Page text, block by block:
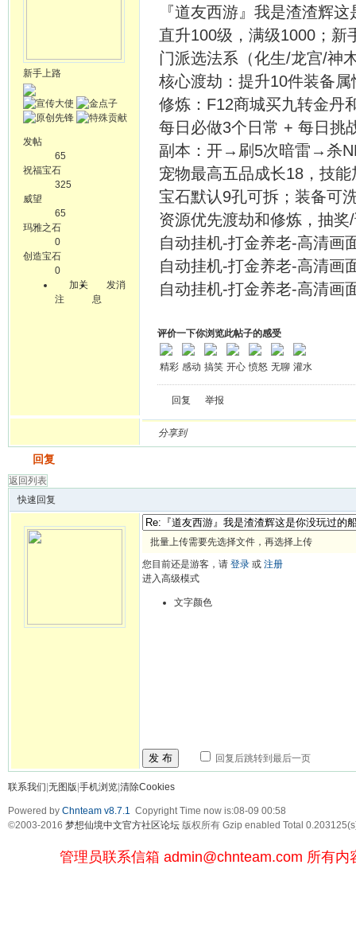
新手上路
发帖
65
祝福宝石
325
威望
65
玛雅之石
0
创造宝石
0
加关
注
发消
息
『道友西游』我是渣渣辉
直升100级，满级1000；新
门派选法系（化生/龙宫/神
核心渡劫：提升10件装备
修炼：F12商城买九转金丹
每日必做3个日常 + 每日挑
副本：开→刷5次暗雷→杀
宠物最高五品成长18，技
宝石默认9孔可拆；装备可
资源优先渡劫和修炼，抽
自动挂机-打金养老-高清画
自动挂机-打金养老-高清画
自动挂机-打金养老-高清画
评价一下你浏览此帖子的感受
精彩 感动 搞笑 开心 愤怒 无聊 灌水
回复 举报
分享到
回复
返回列表
快速回复
批量上传需要先选择文件，再选择上传
您目前还是游客，请 登录 或 注册
进入高级模式
文字颜色
发 布 回复后跳转到最后一页
联系我们 无图版 手机浏览 清除Cookies
Powered by Chnteam v8.7.1 Copyright Time now is:08-09 00:58
©2003-2016 梦想仙境中文官方社区论坛 版权所有 Gzip enabled Total
管理员联系信箱 admin@chnteam.com 所有内